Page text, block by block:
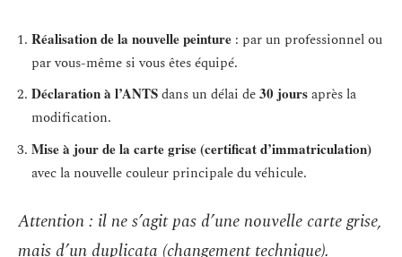
Réalisation de la nouvelle peinture : par un professionnel ou
par vous-même si vous êtes équipé.
Déclaration à l’ANTSdans un délai de30 joursaprès la
modification.
Mise à jour de la carte grise (certificat d’immatriculation)
avec la nouvelle couleur principale du véhicule.
Attention : il ne s’agit pas d’une nouvelle carte grise,
mais d’un duplicata (changement technique).